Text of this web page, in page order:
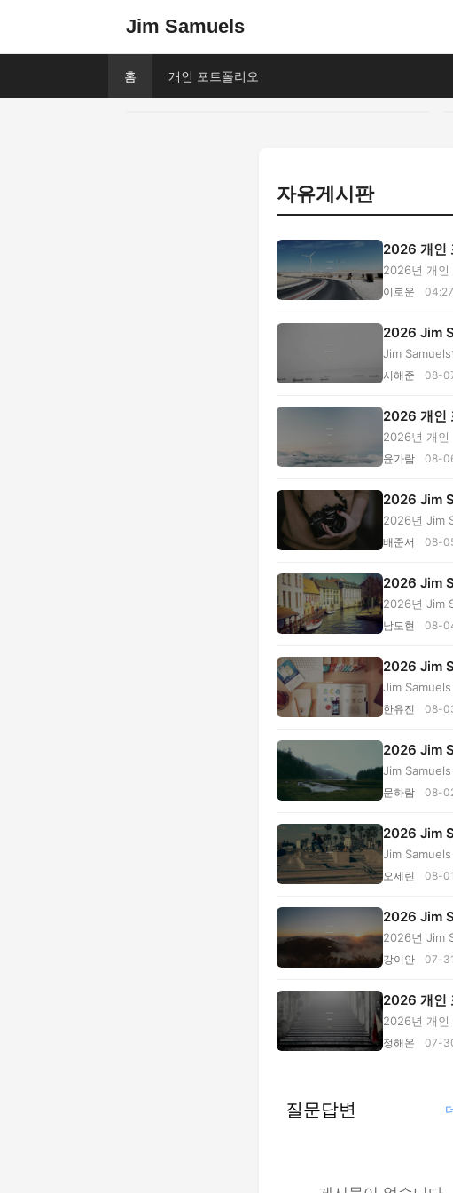
Jim Samuels
홈 개인 포트폴리오
자유게시판
2026 개인
2026년 개인
브...
이로운 04:27
2026 Jim
Jim
지...
서해준 08-
2026 개인
2026년 개인
...
윤가람 08-
2026 Jim
2026년 Jim
젝...
배준서 08-
2026 Jim
2026년 Jim
를...
남도현 08-
2026 Jim
Jim Samuels
...
한유진 08-
2026 Jim
Jim Samuels
·...
문하람 08-
2026 Jim
Jim
2...
오세린 08-01
2026 Jim
2026년 Jim
험, ...
강이안 07-31
2026 개인
2026년 개인
계...
정해온 07-
질문답변